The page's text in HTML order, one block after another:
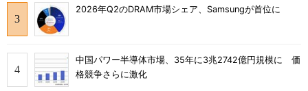
2026年Q2のDRAM市場シェア、Samsungが首位に
中国パワー半導体市場、35年に3兆2742億円規模に 価
格競争さらに激化